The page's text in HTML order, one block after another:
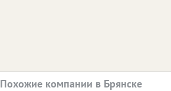
Похожие компании в Брянске